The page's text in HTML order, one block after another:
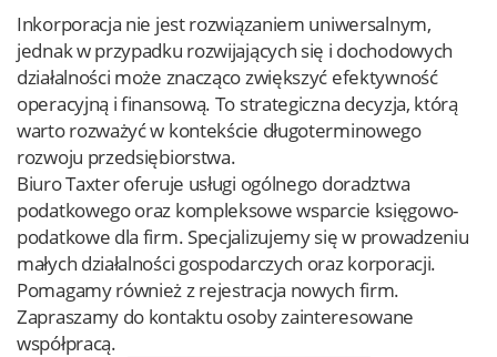
Inkorporacja nie jest rozwiązaniem uniwersalnym,
jednak w przypadku rozwijających się i dochodowych
działalności może znacząco zwiększyć efektywność
operacyjną i finansową. To strategiczna decyzja, którą
warto rozważyć w kontekście długoterminowego
rozwoju przedsiębiorstwa.
Biuro Taxter oferuje usługi ogólnego doradztwa
podatkowego oraz kompleksowe wsparcie księgowo-
podatkowe dla firm. Specjalizujemy się w prowadzeniu
małych działalności gospodarczych oraz korporacji.
Pomagamy również z rejestracja nowych firm.
Zapraszamy do kontaktu osoby zainteresowane
współpracą.